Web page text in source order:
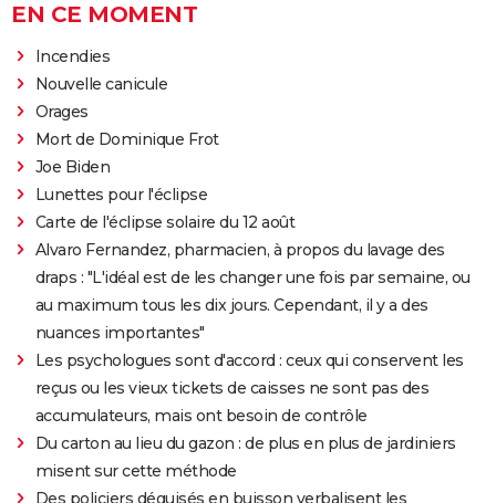
EN CE MOMENT
Incendies
Nouvelle canicule
Orages
Mort de Dominique Frot
Joe Biden
Lunettes pour l'éclipse
Carte de l'éclipse solaire du 12 août
Alvaro Fernandez, pharmacien, à propos du lavage des
draps : "L'idéal est de les changer une fois par semaine, ou
au maximum tous les dix jours. Cependant, il y a des
nuances importantes"
Les psychologues sont d'accord : ceux qui conservent les
reçus ou les vieux tickets de caisses ne sont pas des
accumulateurs, mais ont besoin de contrôle
Du carton au lieu du gazon : de plus en plus de jardiniers
misent sur cette méthode
Des policiers déguisés en buisson verbalisent les